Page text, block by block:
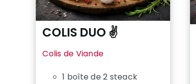
COLIS DUO ✌️
Colis de Viande
1 boîte de 2 steack